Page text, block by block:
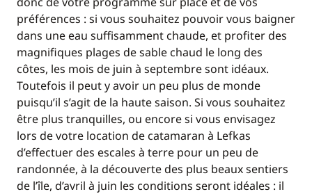
préférences : si vous souhaitez pouvoir vous baigner
dans une eau suffisamment chaude, et profiter des
magnifiques plages de sable chaud le long des
côtes, les mois de juin à septembre sont idéaux.
Toutefois il peut y avoir un peu plus de monde
puisqu’il s’agit de la haute saison. Si vous souhaitez
être plus tranquilles, ou encore si vous envisagez
lors de votre location de catamaran à Lefkas
d’effectuer des escales à terre pour un peu de
randonnée, à la découverte des plus beaux sentiers
de l’île, d’avril à juin les conditions seront idéales : il